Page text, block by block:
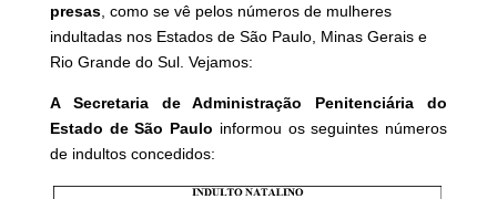
presas, como se vê pelos números de mulheres
indultadas nos Estados de São Paulo, Minas Gerais e
Rio Grande do Sul. Vejamos:
A Secretaria de Administração Penitenciária do
Estado de São Paulo informou os seguintes números
de indultos concedidos: